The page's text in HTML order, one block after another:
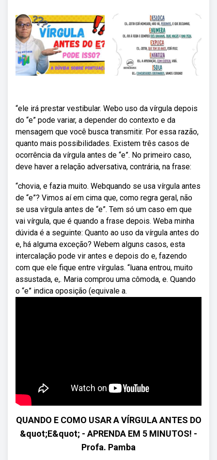
“ele irá prestar vestibular. Webo uso da vírgula depois
do “e” pode variar, a depender do contexto e da
mensagem que você busca transmitir. Por essa razão,
quanto mais possibilidades. Existem três casos de
ocorrência da vírgula antes de “e”. No primeiro caso,
deve haver a relação adversativa, contrária, na frase:
“chovia, e fazia muito. Webquando se usa vírgula antes
de “e”? Vimos aí em cima que, como regra geral, não
se usa vírgula antes de “e”. Tem só um caso em que
vai vírgula, que é quando a frase depois. Weba minha
dúvida é a seguinte: Quanto ao uso da vírgula antes do
e, há alguma exceção? Webem alguns casos, esta
intercalação pode vir antes e depois do e, fazendo
com que ele fique entre vírgulas. “luana entrou, muito
assustada, e,. Maria comprou uma cômoda, e. Quando
o “e” indica oposição (equivale a.
QUANDO E COMO USAR A VÍRGULA ANTES DO
&quot;E&quot; - APRENDA EM 5 MINUTOS! -
Profa. Pamba